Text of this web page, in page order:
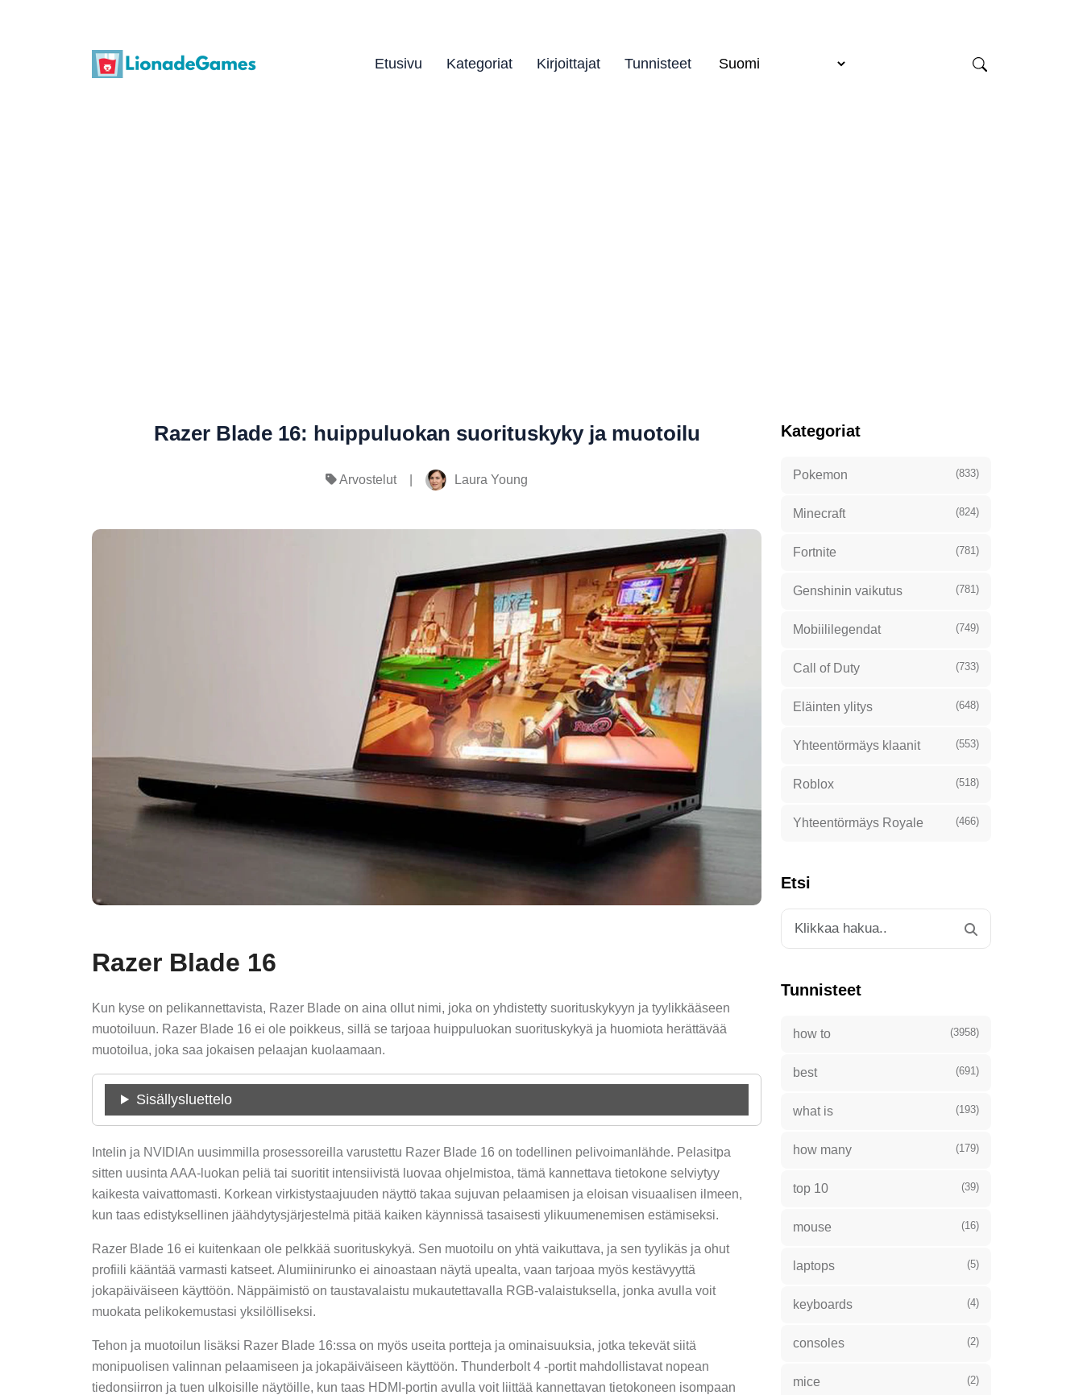
Etusivu Kategoriat Kirjoittajat Tunnisteet
Razer Blade 16: huippuluokan suorituskyky ja muotoilu
Arvostelut Laura Young
Razer Blade 16
Kun kyse on pelikannettavista, Razer Blade on aina ollut nimi, joka on yhdistetty suorituskykyyn ja tyylikkääseen
muotoiluun. Razer Blade 16 ei ole poikkeus, sillä se tarjoaa huippuluokan suorituskykyä ja huomiota herättävää
muotoilua, joka saa jokaisen pelaajan kuolaamaan.
Sisällysluettelo
Intelin ja NVIDIAn uusimmilla prosessoreilla varustettu Razer Blade 16 on todellinen pelivoimanlähde. Pelasitpa
sitten uusinta AAA-luokan peliä tai suoritit intensiivistä luovaa ohjelmistoa, tämä kannettava tietokone selviytyy
kaikesta vaivattomasti. Korkean virkistystaajuuden näyttö takaa sujuvan pelaamisen ja eloisan visuaalisen ilmeen,
kun taas edistyksellinen jäähdytysjärjestelmä pitää kaiken käynnissä tasaisesti ylikuumenemisen estämiseksi.
Razer Blade 16 ei kuitenkaan ole pelkkää suorituskykyä. Sen muotoilu on yhtä vaikuttava, ja sen tyylikäs ja ohut
profiili kääntää varmasti katseet. Alumiinirunko ei ainoastaan näytä upealta, vaan tarjoaa myös kestävyyttä
jokapäiväiseen käyttöön. Näppäimistö on taustavalaistu mukautettavalla RGB-valaistuksella, jonka avulla voit
muokata pelikokemustasi yksilölliseksi.
Tehon ja muotoilun lisäksi Razer Blade 16:ssa on myös useita portteja ja ominaisuuksia, jotka tekevät siitä
monipuolisen valinnan pelaamiseen ja jokapäiväiseen käyttöön. Thunderbolt 4 -portit mahdollistavat nopean
tiedonsiirron ja tuen ulkoisille näytöille, kun taas HDMI-portin avulla voit liittää kannettavan tietokoneen isompaan
Kategoriat
Pokemon (833)
Minecraft (824)
Fortnite (781)
Genshinin vaikutus (781)
Mobiililegendat (749)
Call of Duty (733)
Eläinten ylitys (648)
Yhteentörmäys klaanit (553)
Roblox (518)
Yhteentörmäys Royale (466)
Etsi
Tunnisteet
how to (3958)
best (691)
what is (193)
how many (179)
top 10 (39)
mouse (16)
laptops (5)
keyboards (4)
consoles (2)
mice (2)